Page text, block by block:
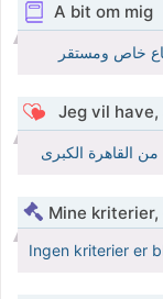
A bit om mig
خاص ومستقر
Jeg vil
القاهرة الكبرى
Mine
Ingen kriterier er